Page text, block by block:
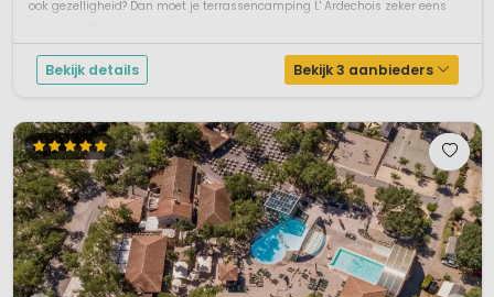
hoogseizoen, en is zacht in het voor- naseizoen. 🌞
ook gezelligheid? Dan moet je terrassencamping L' Ardechois zeker eens
Bekijk details Bekijk 3 aanbieders